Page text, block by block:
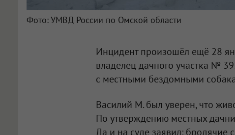
Фото: УМВД России по Омской области
Инцидент произошёл ещё 28
владелец дачного участка №
с местными бездомными
Василий М. был уверен, что
По утверждению местных
Да и на суде заявил: бродячие